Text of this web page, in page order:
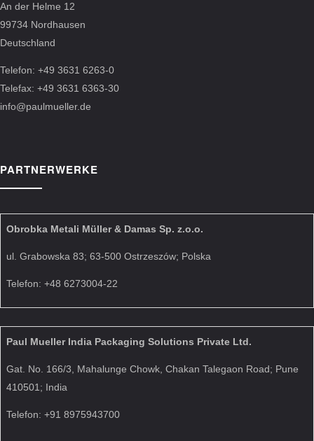
An der Helme 12
99734 Nordhausen
Deutschland
Telefon: +49 3631 6263-0
Telefax: +49 3631 6363-30
info@paulmueller.de
PARTNERWERKE
Obrobka Metali Müller & Damas Sp. z.o.o.
ul. Grabowska 83; 63-500 Ostrzeszów; Polska
Telefon: +48 6273004-22
Paul Mueller India Packaging Solutions Private Ltd.
Gat. No. 166/3, Mahalunge Chowk, Chakan Talegaon Road; Pune
410501; India
Telefon: +91 8975943700